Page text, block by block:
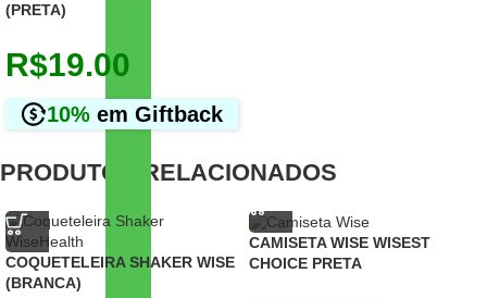
(PRETA)
R$19.00
10% em Giftback
PRODUTOS RELACIONADOS
COQUETELEIRA SHAKER WISE
(BRANCA)
CAMISETA WISE WISEST
CHOICE PRETA